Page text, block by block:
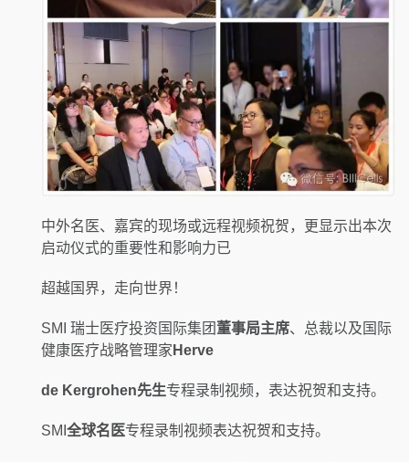
中外名医、嘉宾的现场或远程视频祝贺，更显示出本次
启动仪式的重要性和影响力已
超越国界，走向世界！
SMI 瑞士医疗投资国际集团 董事局主席、总裁以及国际
健康医疗战略管理家 Herve
de Kergrohen先生专程录制视频，表达祝贺和支持。
SMI 全球名医专程录制视频表达祝贺和支持。